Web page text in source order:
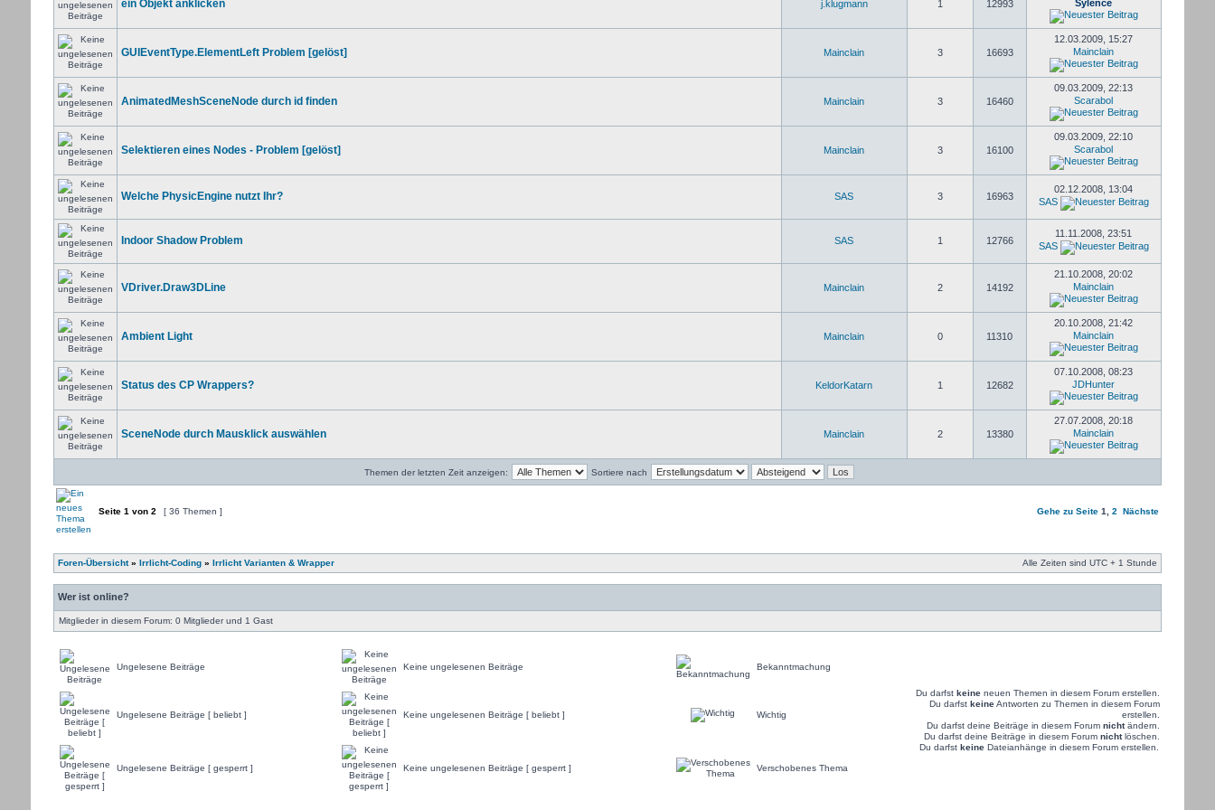
ein Objekt anklicken j.klugmann 1 12993
Sylence
GUIEventType.ElementLeft Problem [gelöst] Mainclain 3 16693
12.03.2009, 15:27
Mainclain
AnimatedMeshSceneNode durch id finden Mainclain 3 16460
09.03.2009, 22:13
Scarabol
Selektieren eines Nodes - Problem [gelöst] Mainclain 3 16100
09.03.2009, 22:10
Scarabol
Welche PhysicEngine nutzt Ihr? SAS 3 16963
02.12.2008, 13:04
SAS
Indoor Shadow Problem SAS 1 12766
11.11.2008, 23:51
SAS
VDriver.Draw3DLine Mainclain 2 14192
21.10.2008, 20:02
Mainclain
Ambient Light Mainclain 0 11310
20.10.2008, 21:42
Mainclain
Status des CP Wrappers? KeldorKatarn 1 12682
07.10.2008, 08:23
JDHunter
SceneNode durch Mausklick auswählen Mainclain 2 13380
27.07.2008, 20:18
Mainclain
Themen der letzten Zeit anzeigen: Sortiere nach
Seite 1 von 2 [ 36 Themen ] Gehe zu Seite 1 2 Nächste
Foren-Übersicht» Irrlicht-Coding» Irrlicht Varianten & Wrapper Alle Zeiten sind UTC + 1 Stunde
Wer ist online?
Mitglieder in diesem Forum: 0 Mitglieder und 1 Gast
Ungelesene Beiträge Keine ungelesenen Beiträge Bekanntmachung
Ungelesene Beiträge [ beliebt ] Keine ungelesenen Beiträge [ beliebt ] Wichtig
Ungelesene Beiträge [ gesperrt ] Keine ungelesenen Beiträge [ gesperrt ] Verschobenes Thema
Du darfst keineneuen Themen in diesem Forum erstellen.
Du darfst keineAntworten zu Themen in diesem Forum
erstellen.
Du darfst deine Beiträge in diesem Forum nichtändern.
Du darfst deine Beiträge in diesem Forum nichtlöschen.
Du darfst keineDateianhänge in diesem Forum erstellen.